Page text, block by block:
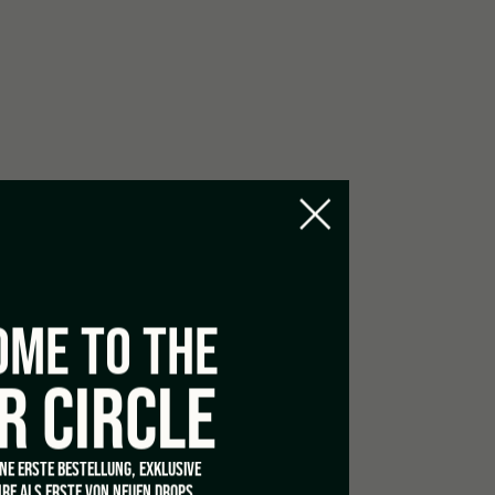
TO THE
CIRCLE
ERSTE BESTELLUNG, EXKLUSIVE